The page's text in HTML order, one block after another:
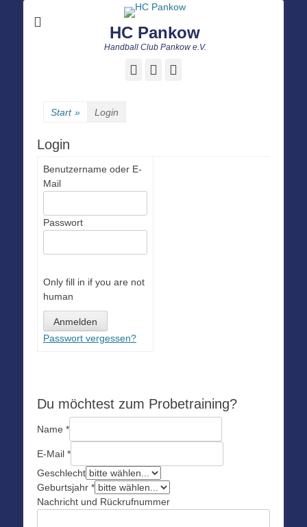
HC Pankow
Handball Club Pankow e.V.
Facebook
Start » Login
Login
Benutzername oder E-
Mail
Passwort
Only fill in if you are not
human
Passwort vergessen?
Du möchtest zum Probetraining?
Name *
E-Mail *
Geschlecht
Geburtsjahr *
Nachricht und Rückrufnummer